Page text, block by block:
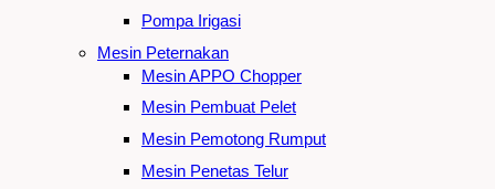
Pompa Irigasi
Mesin Peternakan
Mesin APPO Chopper
Mesin Pembuat Pelet
Mesin Pemotong Rumput
Mesin Penetas Telur